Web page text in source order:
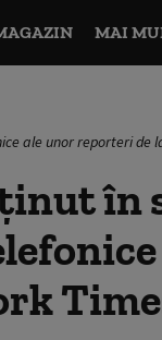
MAI
ale unor reporteri de
în